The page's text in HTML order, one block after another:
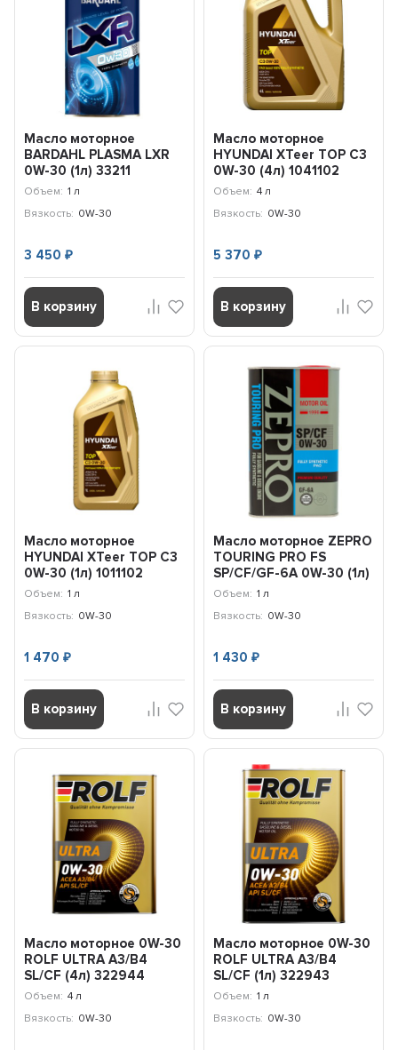
Масло моторное
BARDAHL PLASMA LXR
0W-30 (1л) 33211
Объем: 1 л
Вязкость: 0W-30
3 450₽
В корзину
Масло моторное
HYUNDAI XTeer TOP C3
0W-30 (4л) 1041102
Объем: 4 л
Вязкость: 0W-30
5 370 ₽
В корзину
Масло моторное
HYUNDAI XTeer TOP C3
0W-30 (1л) 1011102
Объем: 1 л
Вязкость: 0W-30
1 470₽
В корзину
Масло моторное ZEPRO
TOURING PRO FS
SP/CF/GF-6A 0W-30 (1л)
4252-001-0
Объем: 1 л
Вязкость: 0W-30
1 430 ₽
В корзину
Масло моторное 0W-30
ROLF ULTRA A3/B4
SL/CF (4л) 322944
Объем: 4 л
Вязкость: 0W-30
Масло моторное 0W-30
ROLF ULTRA A3/B4
SL/CF (1л) 322943
Объем: 1 л
Вязкость: 0W-30